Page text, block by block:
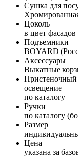
Сушка для
Цоколь
в цвет
Подъемники
BOYARD
Аксессуары
Выкатные
Пристеночный
освещение
по каталогу
Ручки
по каталогу
Размер
Цена
указана за